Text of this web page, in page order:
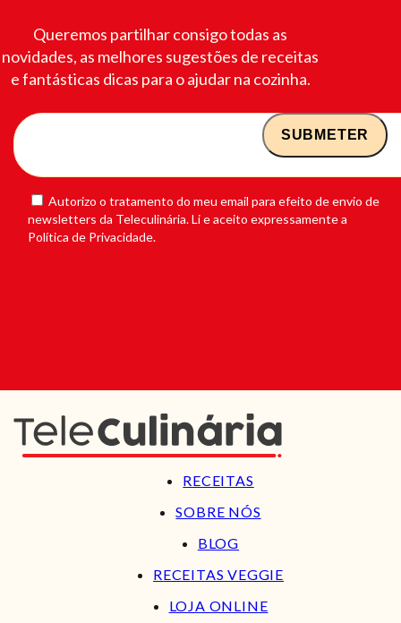
Queremos partilhar consigo todas as
novidades, as melhores sugestões de receitas
e fantásticas dicas para o ajudar na cozinha.
Autorizo o tratamento do meu email para efeito de envio de
newsletters da Teleculinária. Li e aceito expressamente a
Política de Privacidade.
RECEITAS
SOBRE NÓS
BLOG
RECEITAS VEGGIE
LOJA ONLINE